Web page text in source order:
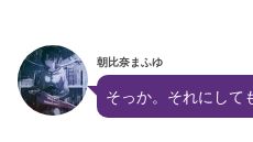
朝比奈まふゆ
そっか。それにし